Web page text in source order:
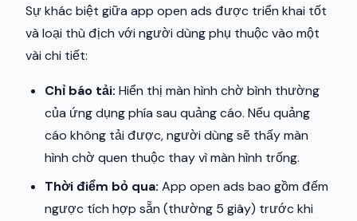
Sự khác biệt giữa app open ads được triển khai tốt
và loại thù địch với người dùng phụ thuộc vào một
vài chi tiết:
Chỉ báo tải: Hiển thị màn hình chờ bình thường
của ứng dụng phía sau quảng cáo. Nếu quảng
cáo không tải được, người dùng sẽ thấy màn
hình chờ quen thuộc thay vì màn hình trống.
Thời điểm bỏ qua: App open ads bao gồm đếm
ngược tích hợp sẵn (thường 5 giây) trước khi